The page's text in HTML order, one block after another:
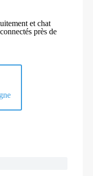
et chat
près de